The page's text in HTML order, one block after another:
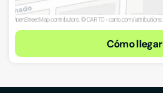
Cómo llegar